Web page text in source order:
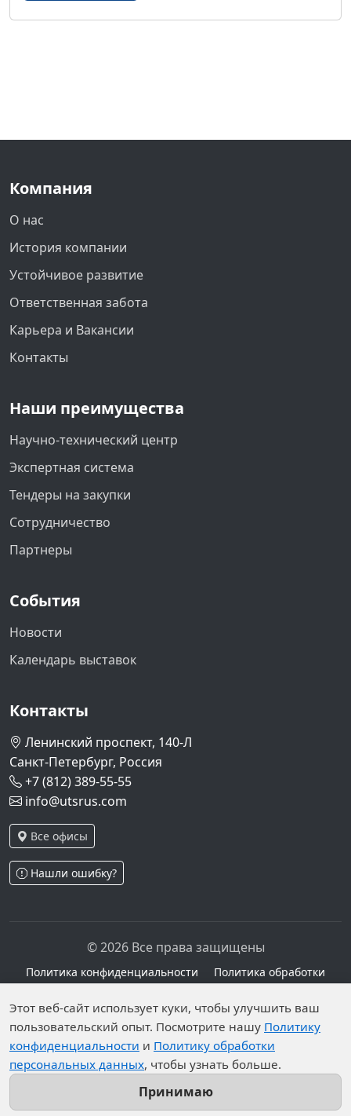
Компания
О нас
История компании
Устойчивое развитие
Ответственная забота
Карьера и Вакансии
Контакты
Наши преимущества
Научно-технический центр
Экспертная система
Тендеры на закупки
Сотрудничество
Партнеры
События
Новости
Календарь выставок
Контакты
Ленинский проспект, 140-Л
Санкт-Петербург, Россия
+7 (812) 389-55-55
info@utsrus.com
Все офисы
Нашли ошибку?
© 2026 Все права защищены
Политика конфиденциальности
Политика обработки
персональных данных
Персональные данные опубликованы на сайте при
наличии правовых оснований в соответствии с ч.1
ст.6 и ст.10.1 152-ФЗ. Субъектами установлены
запреты на обработку неограниченных кругом лиц
опубликованных персональных данных.
Этот веб-сайт использует куки, чтобы улучшить ваш
пользовательский опыт. Посмотрите нашу Политику
конфиденциальности и Политику обработки
персональных данных, чтобы узнать больше.
Принимаю